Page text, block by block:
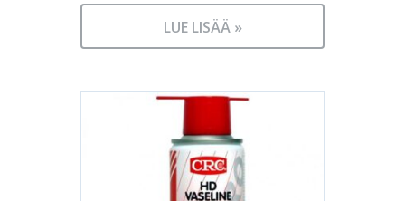
LUE LISÄÄ »